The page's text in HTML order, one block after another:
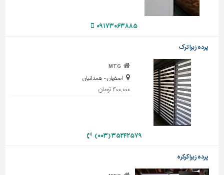
سایر
۰۹۱۷۳۰۶۳۸۸۵
پرده زبرا ترک
MTG
اصفهان - همدانیان
۴۰۰,۰۰۰ تومان
۳۵۲۴۲۵۷۹ (۰۰۳)
پرده زبرا کرکره